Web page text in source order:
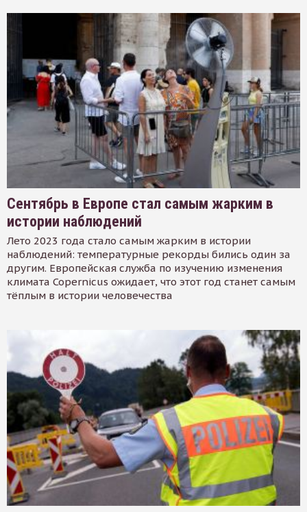
Сентябрь в Европе стал самым жарким в
истории наблюдений
Лето 2023 года стало самым жарким в истории
наблюдений: температурные рекорды бились один за
другим. Европейская служба по изучению изменения
климата Copernicus ожидает, что этот год станет самым
тёплым в истории человечества